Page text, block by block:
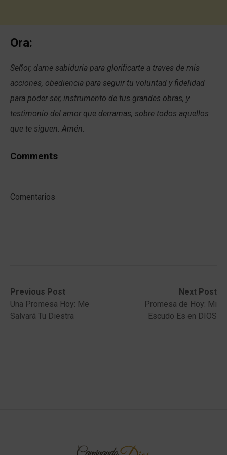
Ora:
Señor, dame sabiduria para glorificarte a traves de mis
acciones, obediencia para seguir tu voluntad y fidelidad
para poder ser, instrumento de tus grandes obras, y
testimonio del amor que derramas, sobre todos aquellos
que te siguen. Amén.
Comments
Comentarios
Post
navigation
Previous Post
Previous
post:Una Promesa Hoy: Me
Salvará Tu Diestra
Next Post
Next
post:
Promesa de Hoy: Mi
Escudo Es en DIOS